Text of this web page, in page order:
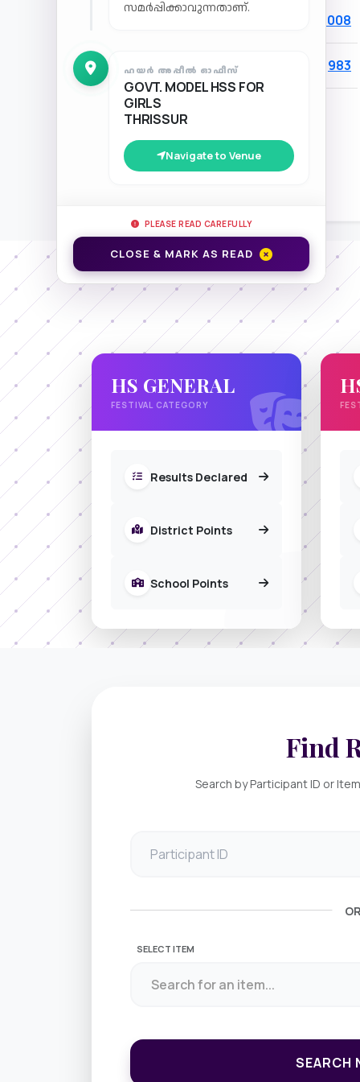
സമർപ്പിക്കാവുന്നതാണ്.
ഹയർ അപ്പീൽ ഓഫീസ്
GOVT. MODEL HSS FOR
GIRLS
THRISSUR
Navigate to Venue
PLEASE READ CAREFULLY
CLOSE & MARK AS READ
1008
Kollam 983
HS GEN HSS GEN
HS ARABIC
HS GENERAL
FESTIVAL CATEGORY
Results Declared
District Points
School Points
Find
Search by Participant ID or
Participant ID
OR
SELECT ITEM
Search for an item...
SEARCH